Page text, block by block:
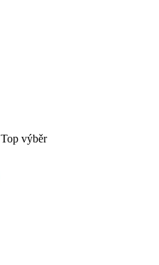
Top výběr